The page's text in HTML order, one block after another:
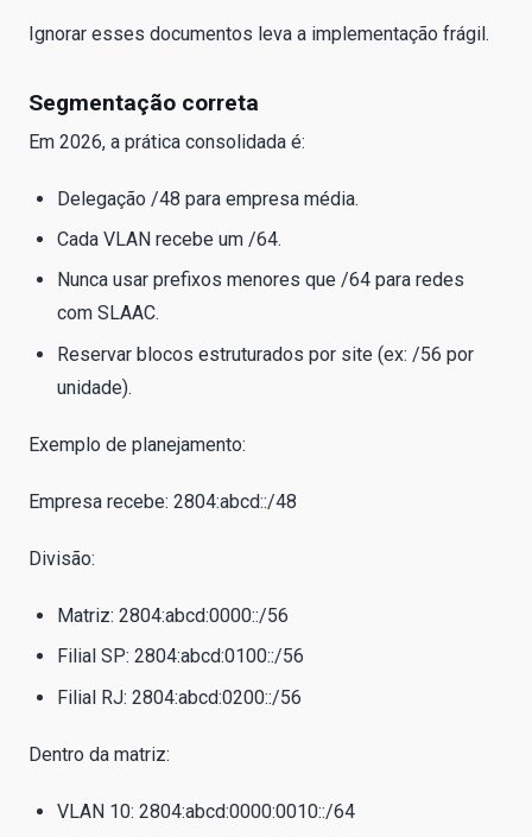
Ignorar esses documentos leva a implementação frágil.
Segmentação correta
Em 2026, a prática consolidada é:
Delegação /48 para empresa média.
Cada VLAN recebe um /64.
Nunca usar prefixos menores que /64 para redes
com SLAAC.
Reservar blocos estruturados por site (ex: /56 por
unidade).
Exemplo de planejamento:
Empresa recebe: 2804:abcd::/48
Divisão:
Matriz: 2804:abcd:0000::/56
Filial SP: 2804:abcd:0100::/56
Filial RJ: 2804:abcd:0200::/56
Dentro da matriz:
VLAN 10: 2804:abcd:0000:0010::/64